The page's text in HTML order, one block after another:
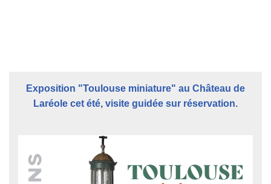
Exposition "Toulouse miniature" au Château de
Laréole cet été, visite guidée sur réservation.